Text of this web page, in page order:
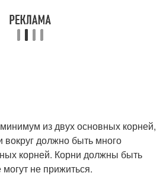
из двух основных корней,
должно быть много
корней. Корни должны быть
не прижиться.